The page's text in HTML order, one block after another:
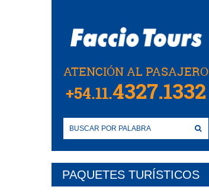
ATENCIÓN AL PASAJERO
+54.11.4327.1332
PAQUETES TURÍSTICOS